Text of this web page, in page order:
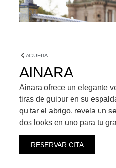
AGUEDA
AINARA
Ainara ofrece un elegante
tiras de guipur en su
quitar el abrigo, revela un
dos looks en uno para tu
RESERVAR CITA